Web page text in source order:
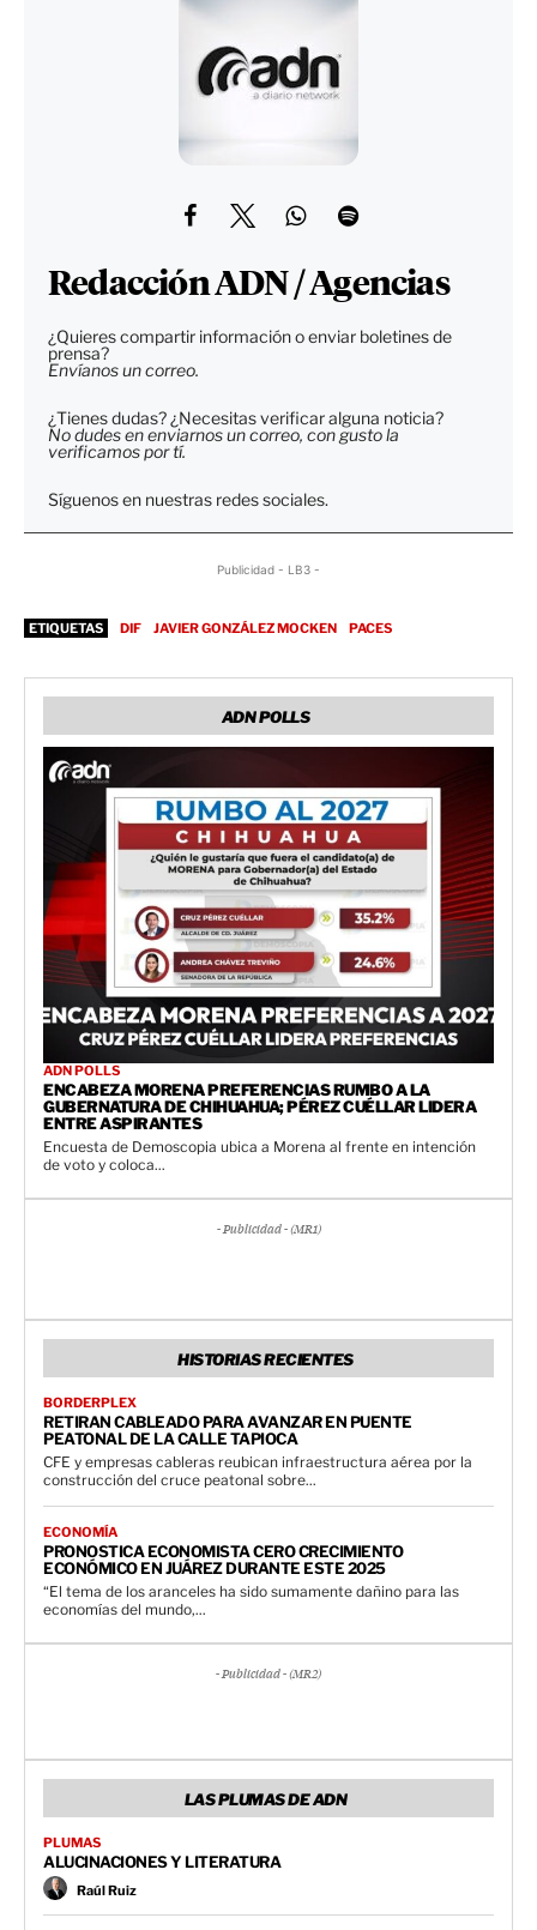
Redacción ADN / Agencias
¿Quieres compartir información o enviar boletines de
prensa?
Envíanos un correo.
¿Tienes dudas? ¿Necesitas verificar alguna noticia?
No dudes en enviarnos un correo, con gusto la
verificamos por tí.
Síguenos en nuestras redes sociales.
Publicidad - LB3 -
ETIQUETAS DIF JAVIER GONZÁLEZ MOCKEN PACES
ADN POLLS
ADN POLLS
ENCABEZA MORENA PREFERENCIAS RUMBO A LA
GUBERNATURA DE CHIHUAHUA; PÉREZ CUÉLLAR LIDERA
ENTRE ASPIRANTES
Encuesta de Demoscopia ubica a Morena al frente en intención
de voto y coloca...
- Publicidad - (MR1)
HISTORIAS RECIENTES
BORDERPLEX
RETIRAN CABLEADO PARA AVANZAR EN PUENTE
PEATONAL DE LA CALLE TAPIOCA
CFE y empresas cableras reubican infraestructura aérea por la
construcción del cruce peatonal sobre...
ECONOMÍA
PRONOSTICA ECONOMISTA CERO CRECIMIENTO
ECONÓMICO EN JUÁREZ DURANTE ESTE 2025
“El tema de los aranceles ha sido sumamente dañino para las
economías del mundo,...
- Publicidad - (MR2)
LAS PLUMAS DE ADN
PLUMAS
ALUCINACIONES Y LITERATURA
Raúl Ruiz